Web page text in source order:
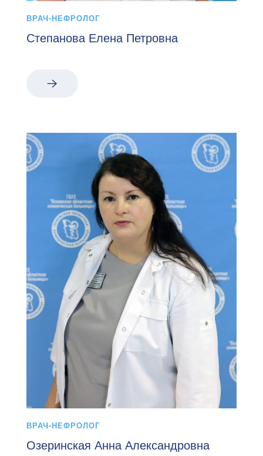
ВРАЧ-НЕФРОЛОГ
Степанова Елена Петровна
ВРАЧ-НЕФРОЛОГ
Озеринская Анна Александровна